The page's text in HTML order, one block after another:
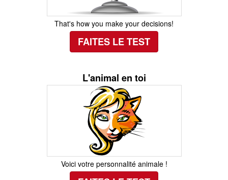
That's how you make your decisions!
FAITES LE TEST
L'animal en toi
Voici votre personnalité animale !